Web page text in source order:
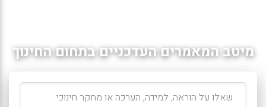
מיטב המאמרים העדכניים בתחום החינוך